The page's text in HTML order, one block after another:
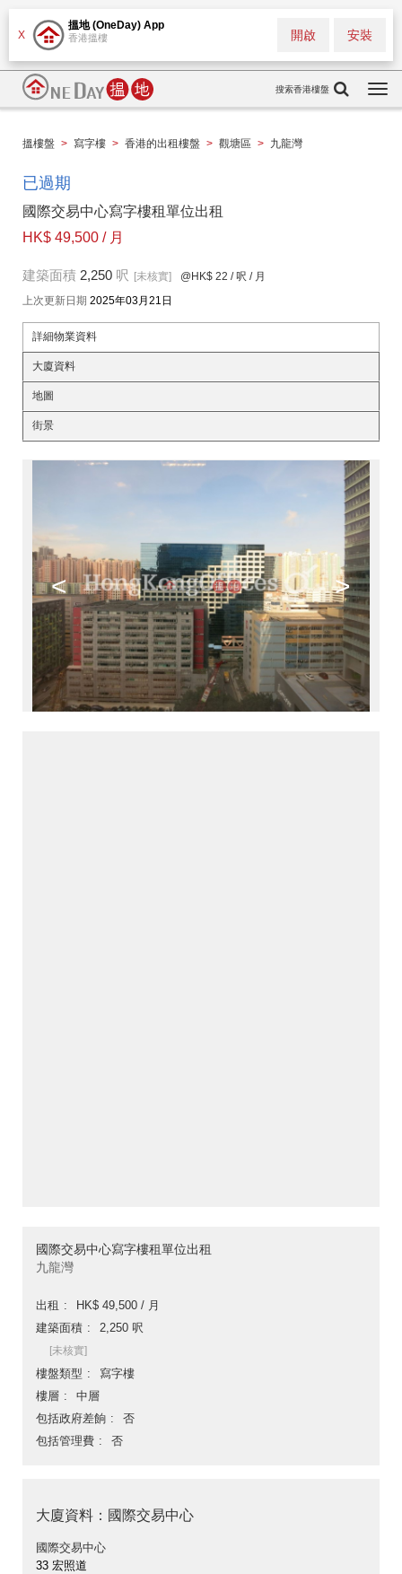
X
搵地 (OneDay) App
香港搵樓 安裝
開啟
搜索香港樓盤
搵樓盤 > 寫字樓 > 香港的出租樓盤 > 觀塘區 > 九龍灣
已過期
國際交易中心寫字樓租單位出租
HK$ 49,500 / 月
建築面積 2,250 呎 [未核實] @HK$ 22 / 呎 / 月
上次更新日期 2025年03月21日
詳細物業資料
大廈資料
地圖
街景
< >
國際交易中心寫字樓租單位出租
九龍灣
出租
HK$ 49,500 / 月
建築面積
2,250 呎
[未核實]
樓盤類型
寫字樓
樓層
中層
包括政府差餉
否
包括管理費
否
大廈資料：國際交易中心
國際交易中心
33 宏照道